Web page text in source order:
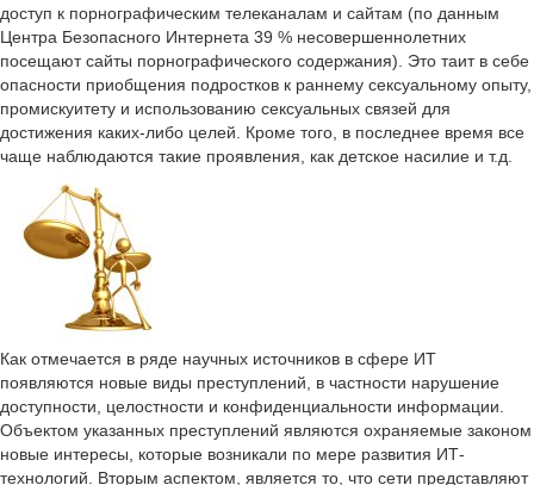
доступ к порнографическим телеканалам и сайтам (по данным
Центра Безопасного Интернета 39 % несовершеннолетних
посещают сайты порнографического содержания). Это таит в себе
опасности приобщения подростков к раннему сексуальному опыту,
промискуитету и использованию сексуальных связей для
достижения каких-либо целей. Кроме того, в последнее время все
чаще наблюдаются такие проявления, как детское насилие и т.д.
Как отмечается в ряде научных источников в сфере ИТ
появляются новые виды преступлений, в частности нарушение
доступности, целостности и конфиденциальности информации.
Объектом указанных преступлений являются охраняемые законом
новые интересы, которые возникали по мере развития ИТ-
технологий. Вторым аспектом, является то, что сети представляют